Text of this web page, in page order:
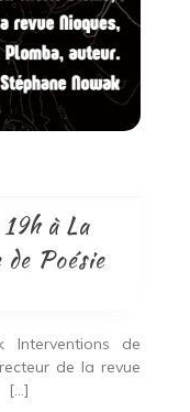
à La
Poésie
Interventions de
de la revue
[…]